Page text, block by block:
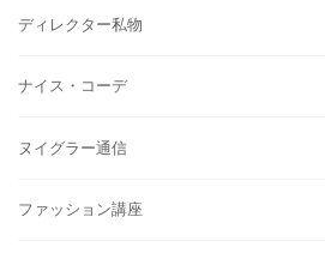
ディレクター私物
ナイス・コーデ
ヌイグラー通信
ファッション講座